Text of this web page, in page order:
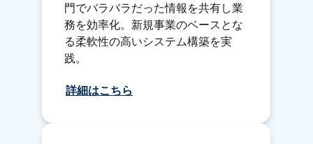
門でバラバラだった情報を共有し業
務を効率化。新規事業のベースとな
る柔軟性の高いシステム構築を実
践。
詳細はこちら